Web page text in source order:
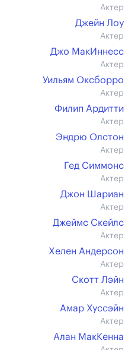
Актер
Джейн Лоу
Актер
Джо МакИннесс
Актер
Уильям Оксборро
Актер
Филип Ардитти
Актер
Эндрю Олстон
Актер
Гед Симмонс
Актер
Джон Шариан
Актер
Джеймс Скейлс
Актер
Хелен Андерсон
Актер
Скотт Лэйн
Актер
Амар Хуссэйн
Актер
Алан МакКенна